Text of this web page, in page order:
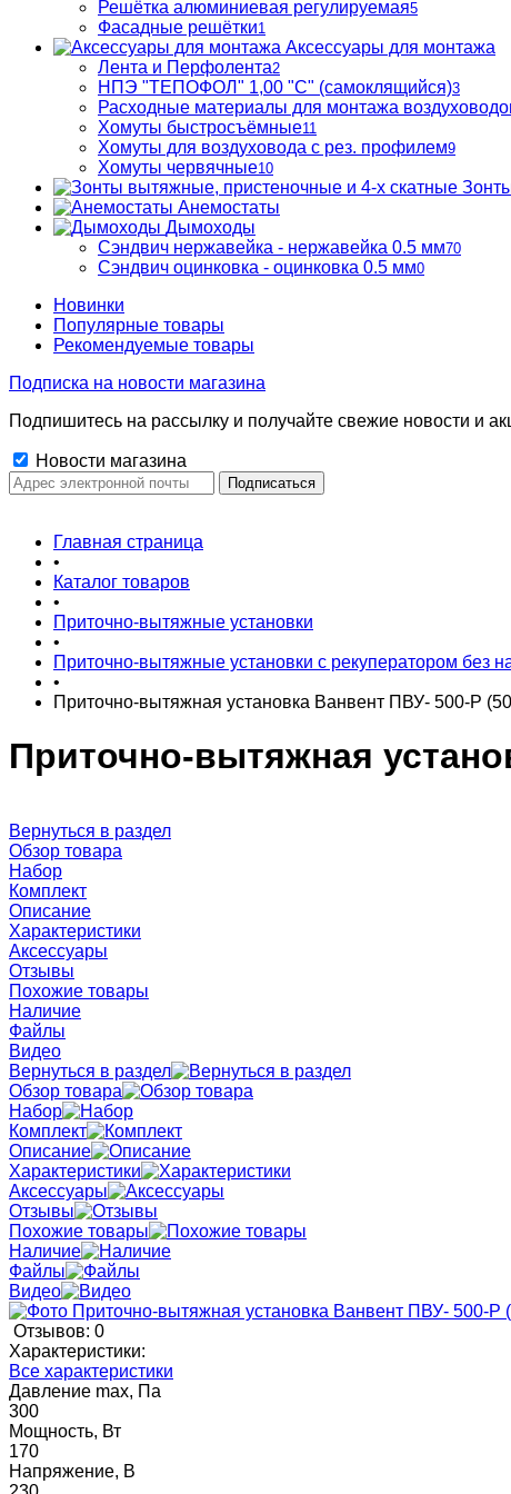
Решётка алюминиевая регулируемая5
Фасадные решётки1
Аксессуары для монтажа
Лента и Перфолента2
НПЭ "ТЕПОФОЛ" 1,00 "С" (самоклящийся)3
Расходные материалы для монтажа
Хомуты быстросъёмные11
Хомуты для воздуховода с рез. профилем9
Хомуты червячные10
Анемостаты
Дымоходы
Сэндвич нержавейка - нержавейка 0.5 мм70
Сэндвич оцинковка - оцинковка 0.5 мм0
Новинки
Популярные товары
Рекомендуемые товары
Подписка на новости магазина
Подпишитесь на рассылку и получайте свежие новости и
Новости магазина
Главная страница
•
Каталог товаров
•
Приточно-вытяжные установки
•
Приточно-вытяжные установки с рекуператором без
•
Приточно-вытяжная установка Ванвент ПВУ- 500-Р
Приточно-вытяжная
Вернуться в раздел
Обзор товара
Набор
Комплект
Описание
Характеристики
Аксессуары
Отзывы
Похожие товары
Наличие
Файлы
Видео
Вернуться в раздел
Обзор товара
Набор
Комплект
Описание
Характеристики
Аксессуары
Отзывы
Похожие товары
Наличие
Файлы
Видео
Отзывов: 0
Характеристики:
Все характеристики
Давление max, Па
300
Мощность, Вт
170
Напряжение, В